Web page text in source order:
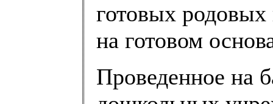
готовых
на готовом
Проведенное на